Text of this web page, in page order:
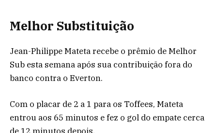
Melhor Substituição
Jean-Philippe Mateta recebe o prêmio de Melhor
Sub esta semana após sua contribuição fora do
banco contra o Everton.
Com o placar de 2 a 1 para os Toffees, Mateta
entrou aos 65 minutos e fez o gol do empate cerca